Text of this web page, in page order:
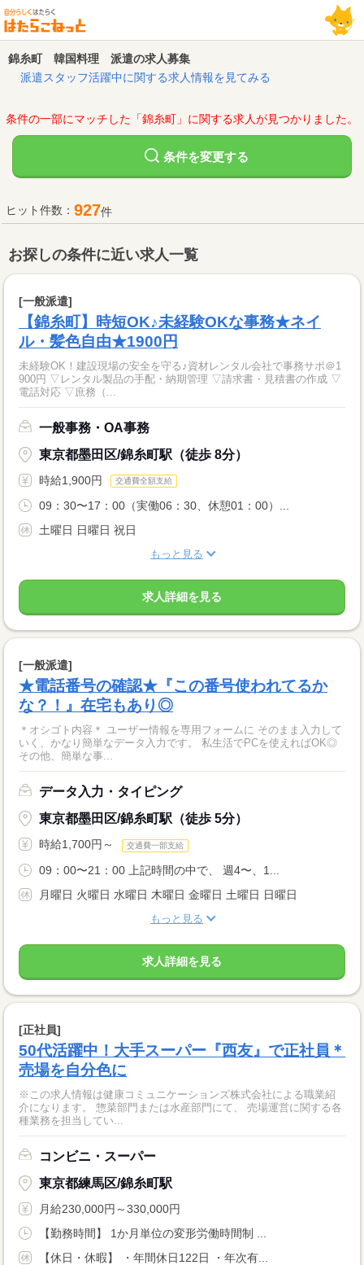
錦糸町 韓国料理 派遣の求人募集
派遣スタッフ活躍中に関する求人情報を見てみる
条件の一部にマッチした「錦糸町」に関する求人が見つかりました。
条件を変更する
ヒット件数： 927件
お探しの条件に近い求人一覧
[一般派遣]
【錦糸町】時短OK♪未経験OKな事務★ネイ
ル・髪色自由★1900円
未経験OK！建設現場の安全を守る♪資材レンタル会社で事務サポ＠1
900円 ▽レンタル製品の手配・納期管理 ▽請求書・見積書の作成 ▽
電話対応 ▽庶務（...
一般事務・OA事務
東京都墨田区/錦糸町駅（徒歩 8分）
時給1,900円 交通費全額支給
09：30〜17：00（実働06：30、休憩01：00）...
土曜日 日曜日 祝日
もっと見る
求人詳細を見る
[一般派遣]
★電話番号の確認★『この番号使われてるか
な？！』在宅もあり◎
＊オシゴト内容＊ ユーザー情報を専用フォームに そのまま入力して
いく、かなり簡単なデータ入力です。 私生活でPCを使えればOK◎
その他、簡単な事...
データ入力・タイピング
東京都墨田区/錦糸町駅（徒歩 5分）
時給1,700円～ 交通費一部支給
09：00〜21：00 上記時間の中で、 週4〜、1...
月曜日 火曜日 水曜日 木曜日 金曜日 土曜日 日曜日
もっと見る
求人詳細を見る
[正社員]
50代活躍中！大手スーパー『西友』で正社員＊
売場を自分色に
※この求人情報は健康コミュニケーションズ株式会社による職業紹
介になります。 惣菜部門または水産部門にて、 売場運営に関する各
種業務を担当してい...
コンビニ・スーパー
東京都練馬区/錦糸町駅
月給230,000円～330,000円
【勤務時間】 1か月単位の変形労働時間制 ...
【休日・休暇】 ・年間休日122日 ・年次有...